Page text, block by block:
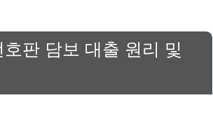
판 담보 대출 원리 및